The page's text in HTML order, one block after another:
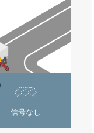
信号なし